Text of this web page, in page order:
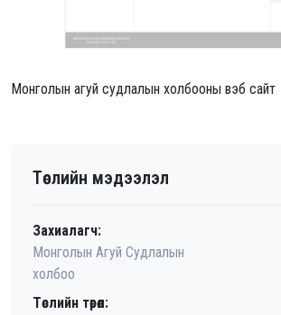
Монголын агуй судлалын холбооны вэб сайт
Төслийн мэдээлэл
Захиалагч:
Монголын Агуй Судлалын
холбоо
Төслийн төрөл: